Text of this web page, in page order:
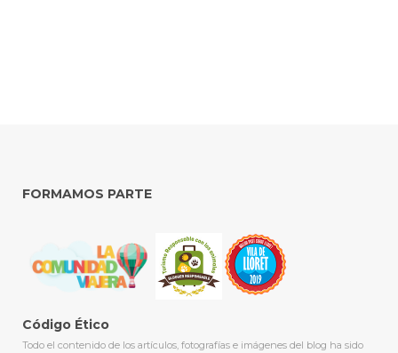
FORMAMOS PARTE
Código Ético
Todo el contenido de los artículos, fotografías e imágenes del blog ha sido